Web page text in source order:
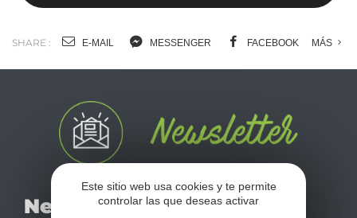
SHARE : E-MAIL MESSENGER FACEBOOK MÁS
Newsletter
No se pierda nuestro
mensual newsletter y
Este sitio web usa cookies y te permite
controlar las que deseas activar